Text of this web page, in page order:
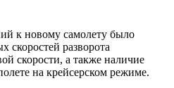
к новому самолету было
скоростей разворота
скорости, а также наличие
на крейсерском режиме.